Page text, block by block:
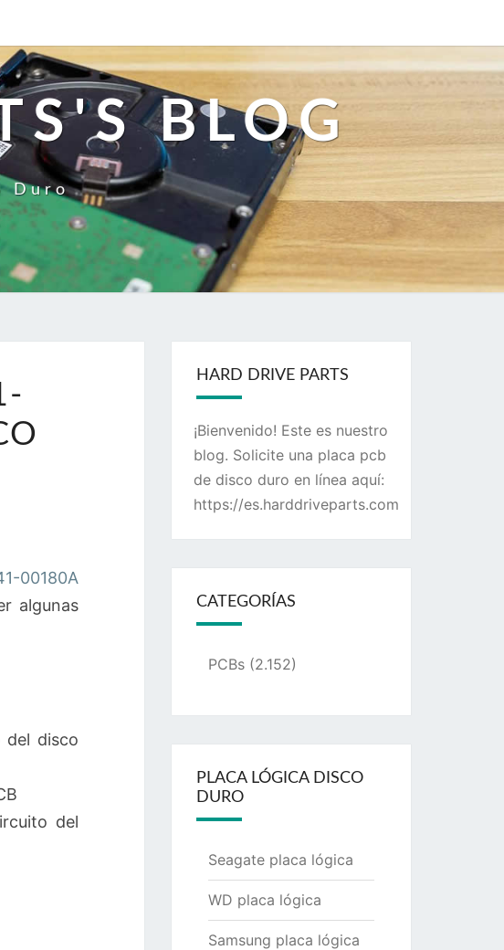
BLOG
Duro
00180A
algunas
del disco
del
HARD DRIVE PARTS
¡Bienvenido! Este es nuestro
blog. Solicite una placa pcb
de disco duro en línea aquí:
https://es.harddriveparts.com
CATEGORÍAS
PCBs(2.152)
PLACA LÓGICA DISCO
DURO
Seagate placa lógica
WD placa lógica
Samsung placa lógica